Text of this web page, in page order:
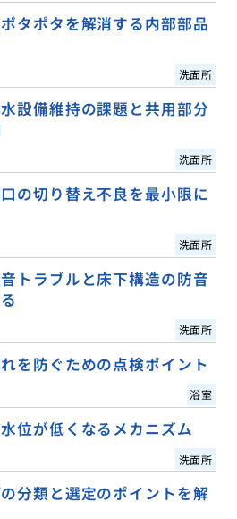
タポタを解消する内部部品
洗面所
設備維持の課題と共用部分
洗面所
の切り替え不良を最小限に
洗面所
トラブルと床下構造の防音
洗面所
を防ぐための点検ポイント
浴室
位が低くなるメカニズム
洗面所
分類と選定のポイントを解